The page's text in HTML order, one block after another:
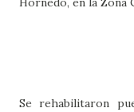
Se rehabilitaron